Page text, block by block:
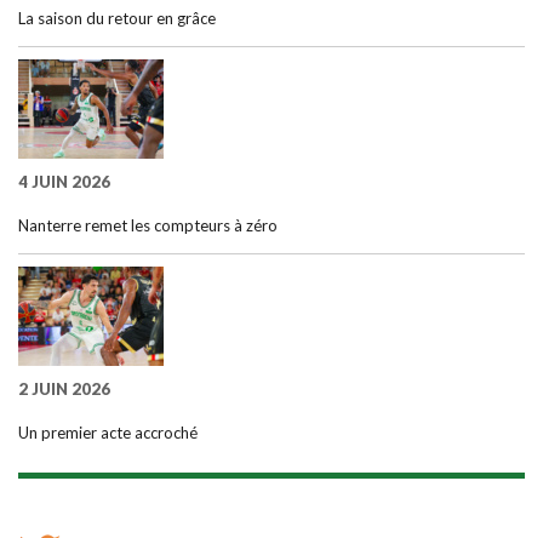
La saison du retour en grâce
4 JUIN 2026
Nanterre remet les compteurs à zéro
2 JUIN 2026
Un premier acte accroché